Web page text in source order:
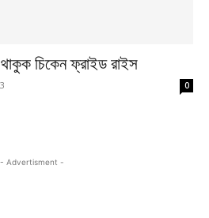
থাকুক চিকেন ফ্রাইড রাইস
0
- Advertisment -